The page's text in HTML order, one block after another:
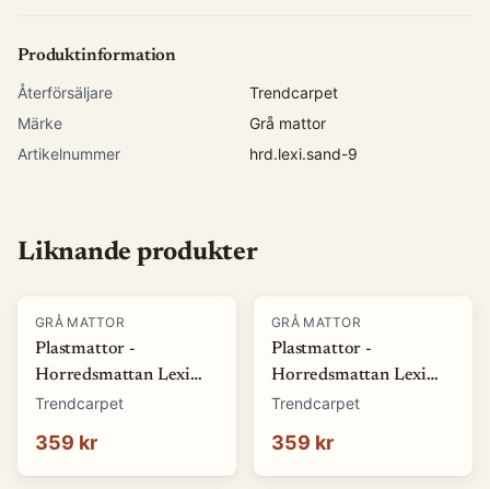
Produktinformation
Återförsäljare
Trendcarpet
Märke
Grå mattor
Artikelnummer
hrd.lexi.sand-9
Liknande produkter
GRÅ MATTOR
Plastmattor -
Horredsmattan Lexi
(grå) (Storlek: 70 x 50
Trendcarpet
359 kr
GRÅ MATTOR
Plastmattor -
Horredsmattan Lexi
(sand) (Storlek: 70 x 50
Trendcarpet
359 kr